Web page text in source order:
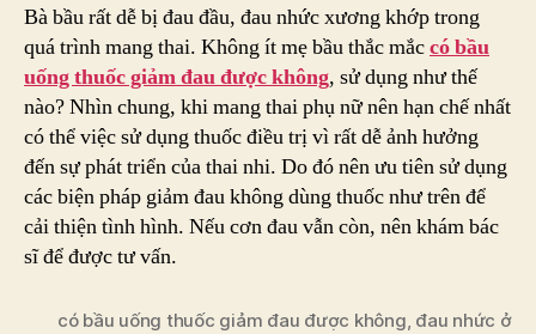
Bà bầu rất dễ bị đau đầu, đau nhức xương khớp trong
quá trình mang thai. Không ít mẹ bầu thắc mắccó bầu
uống thuốc giảm đau được không, sử dụng như thế
nào? Nhìn chung, khi mang thai phụ nữ nên hạn chế nhất
có thể việc sử dụng thuốc điều trị vì rất dễ ảnh hưởng
đến sự phát triển của thai nhi. Do đó nên ưu tiên sử dụng
các biện pháp giảm đau không dùng thuốc như trên để
cải thiện tình hình. Nếu cơn đau vẫn còn, nên khám bác
sĩ để được tư vấn.
có bầu uống thuốc giảm đau được không, đau nhức ở